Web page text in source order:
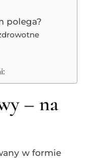
polega?
– na
w formie